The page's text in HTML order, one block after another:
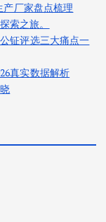
产厂家盘点梳理
索之旅。
钲评选三大痛点一
真实数据解析